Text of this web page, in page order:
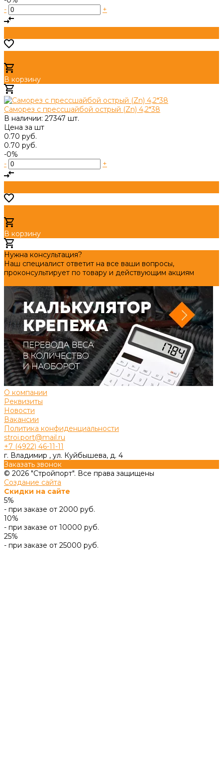
-
+
В корзину
Саморез с прессшайбой острый (Zn) 4,2*38
В наличии: 27347 шт.
Цена за шт
0.70 руб.
0.70 руб.
-0%
-
+
В корзину
Нужна консультация?
Наш специалист ответит на все ваши вопросы,
проконсультирует по товару и действующим акциям
О компании
Реквизиты
Новости
Вакансии
Политика конфиденциальности
stroi.port@mail.ru
+7 (4922) 46-11-11
г. Владимир , ул. Куйбышева, д. 4
Заказать звонок
© 2026 "Стройпорт". Все права защищены
Создание сайта
Скидки на сайте
5%
- при заказе от 2000 руб.
10%
- при заказе от 10000 руб.
25%
- при заказе от 25000 руб.